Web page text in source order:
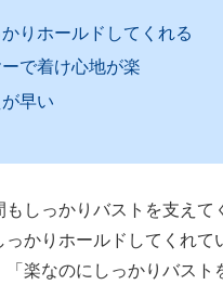
りホールドしてくれる
で着け心地が楽
早い
もしっかりバストを支えて
っかりホールドしてくれて
「楽なのにしっかりバスト